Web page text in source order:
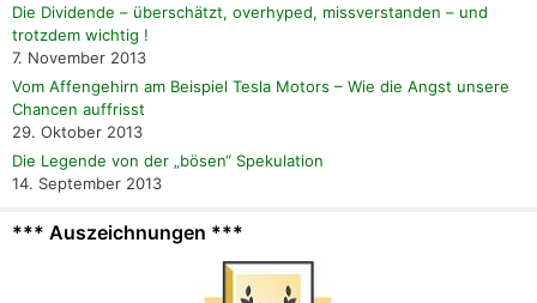
Die Dividende – überschätzt, overhyped, missverstanden – und
trotzdem wichtig !
7. November 2013
Vom Affengehirn am Beispiel Tesla Motors – Wie die Angst unsere
Chancen auffrisst
29. Oktober 2013
Die Legende von der „bösen“ Spekulation
14. September 2013
*** Auszeichnungen ***